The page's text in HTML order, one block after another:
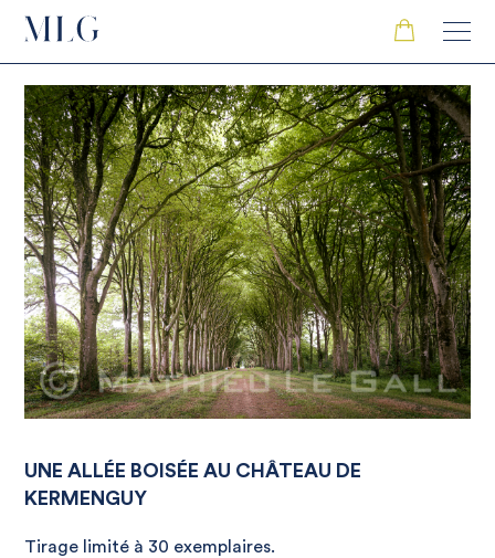
UNE ALLÉE BOISÉE AU CHÂTEAU DE
KERMENGUY
Tirage limité à 30 exemplaires.